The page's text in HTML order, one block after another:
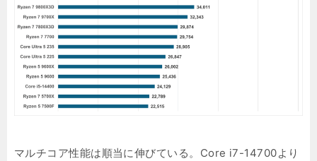
マルチコア性能は順当に伸びている。Core i7-14700より